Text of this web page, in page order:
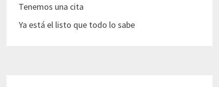
Tenemos una cita
Ya está el listo que todo lo sabe